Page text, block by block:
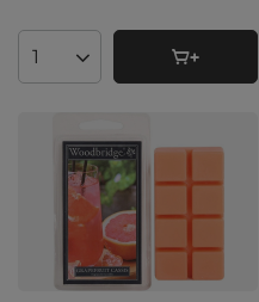
Aantal producten